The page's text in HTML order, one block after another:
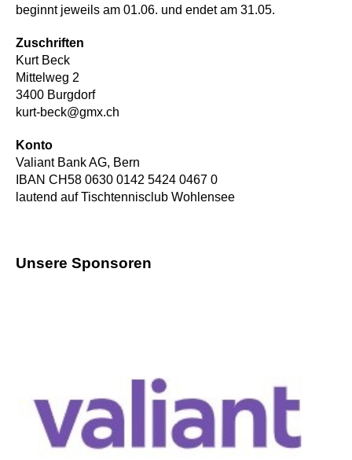
beginnt jeweils am 01.06. und endet am 31.05.
Zuschriften
Kurt Beck
Mittelweg 2
3400 Burgdorf
kurt-beck@gmx.ch
Konto
Valiant Bank AG, Bern
IBAN CH58 0630 0142 5424 0467 0
lautend auf Tischtennisclub Wohlensee
Unsere Sponsoren